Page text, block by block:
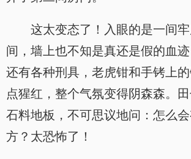
这太变态了！入眼的是一间
间，墙上也不知是真还是假的血迹
还有各种刑具，老虎钳和手铐上
点猩红，整个气氛变得阴森森。
石料地板，不可思议地问：怎么
方？太恐怖了！